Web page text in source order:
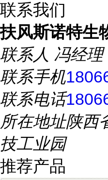
联系我们
扶风斯诺特生
联系人 冯经理
联系手机
联系电话
所在地址陕西
技工业园
推荐产品